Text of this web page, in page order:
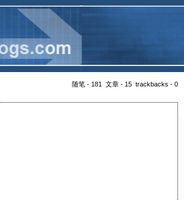
随笔 - 181 文章 - 15 trackbacks - 0